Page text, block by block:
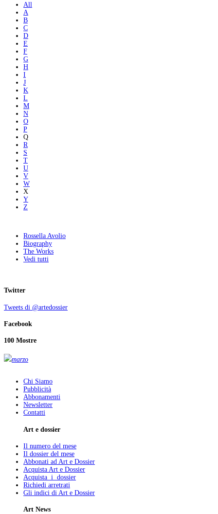
All
A
B
C
D
E
F
G
H
I
J
K
L
M
N
O
P
Q
R
S
T
U
V
W
X
Y
Z
Rossella Avolio
Biography
The Works
Vedi tutti
Twitter
Tweets di @artedossier
Facebook
100 Mostre
marzo
Chi Siamo
Pubblicità
Abbonamenti
Newsletter
Contatti
Art e dossier
Il numero del mese
Il dossier del mese
Abbonati ad Art e Dossier
Acquista Art e Dossier
Acquista i dossier
Richiedi arretrati
Gli indici di Art e Dossier
Art News